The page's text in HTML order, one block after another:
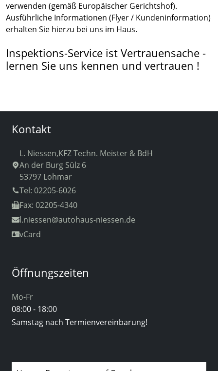
verwenden (gemäß Europäischer Gerichtshof).
Ausführliche Informationen (Flyer / Kundeninformation)
erhalten Sie hierzu bei uns im Haus.
Inspektions-Service ist Vertrauensache -
lernen Sie uns kennen und vertrauen !
Kontakt
L. Niessen,KFZ Techn. Meister & BdH
An der Burg Sülz 6
53797 Lohmar
Tel: 02205-6026
Fax: 02205-4340
l.niessen@autohaus-niessen.de
vCard
Öffnungszeiten
Mo-Fr
08:00 - 18:00
Samstag nach Termienvereinbarung!